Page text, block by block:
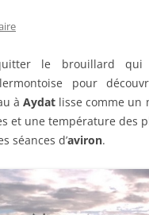
le brouillard qui
pour
à Aydatlisse comme un
et une température des
séances d’aviron.